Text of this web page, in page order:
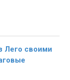
Лего своими